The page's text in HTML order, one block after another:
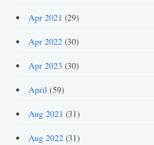
Apr 2021 (29)
Apr 2022(30)
Apr 2023 (30)
April(59)
Aug 2021 (31)
Aug 2022(31)